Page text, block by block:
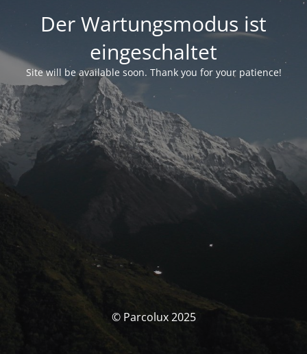
Der Wartungsmodus ist
eingeschaltet
Site will be available soon. Thank you for your patience!
© Parcolux 2025